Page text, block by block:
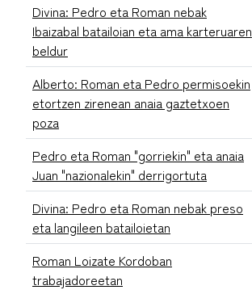
Divina: Pedro eta Roman nebak
Ibaizabal batailoian eta ama karteruaren
beldur
Alberto: Roman eta Pedro permisoekin
etortzen zirenean anaia gaztetxoen
poza
Pedro eta Roman "gorriekin" eta anaia
Juan "nazionalekin" derrigortuta
Divina: Pedro eta Roman nebak preso
eta langileen batailoietan
Roman Loizate Kordoban
trabajadoreetan